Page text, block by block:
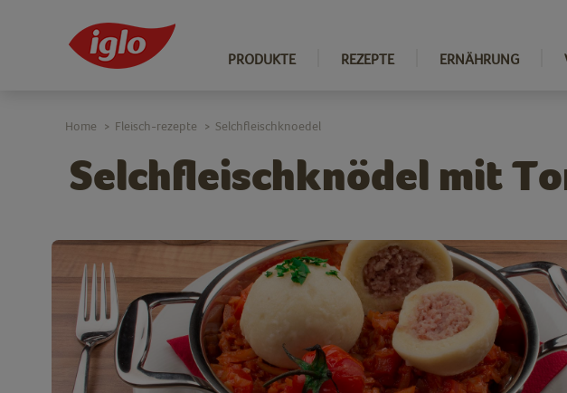
PRODUKTE REZEPTE ERNÄHRUNG
Selchfleischknödel mit
Home > Fleisch-rezepte > Selchfleischknoedel